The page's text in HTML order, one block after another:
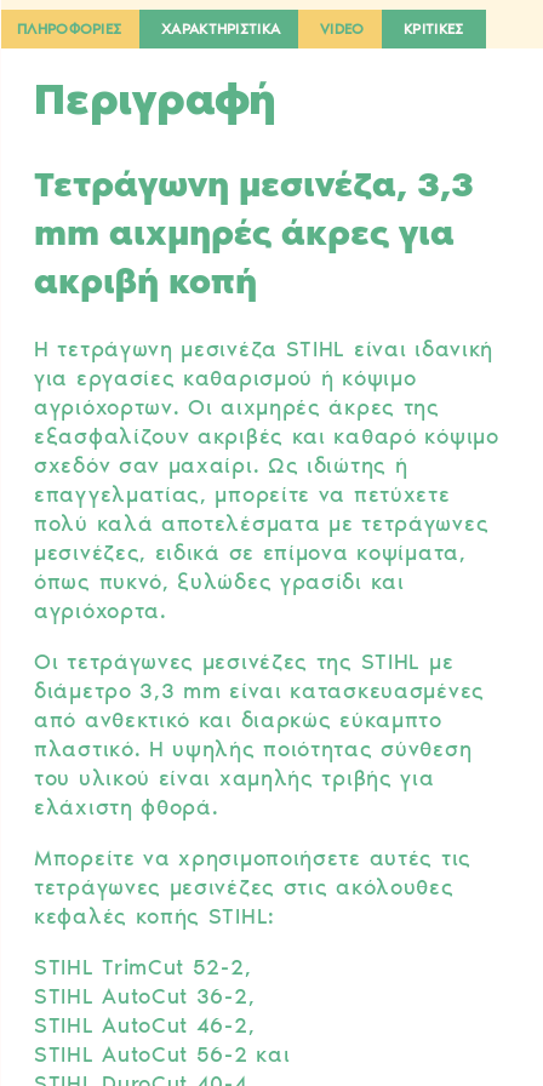
ΠΛΗΡΟΦΟΡΙΕΣ ΧΑΡΑΚΤΗΡΙΣΤΙΚΑ VIDEO ΚΡΙΤΙΚΕΣ
Περιγραφή
Τετράγωνη μεσινέζα, 3,3
mm αιχμηρές άκρες για
ακριβή κοπή
Η τετράγωνη μεσινέζα STIHL είναι ιδανική
για εργασίες καθαρισμού ή κόψιμο
αγριόχορτων. Οι αιχμηρές άκρες της
εξασφαλίζουν ακριβές και καθαρό κόψιμο
σχεδόν σαν μαχαίρι. Ως ιδιώτης ή
επαγγελματίας, μπορείτε να πετύχετε
πολύ καλά αποτελέσματα με τετράγωνες
μεσινέζες, ειδικά σε επίμονα κοψίματα,
όπως πυκνό, ξυλώδες γρασίδι και
αγριόχορτα.
Οι τετράγωνες μεσινέζες της STIHL με
διάμετρο 3,3 mm είναι κατασκευασμένες
από ανθεκτικό και διαρκώς εύκαμπτο
πλαστικό. Η υψηλής ποιότητας σύνθεση
του υλικού είναι χαμηλής τριβής για
ελάχιστη φθορά.
Μπορείτε να χρησιμοποιήσετε αυτές τις
τετράγωνες μεσινέζες στις ακόλουθες
κεφαλές κοπής STIHL:
STIHL TrimCut 52-2,
STIHL AutoCut 36-2,
STIHL AutoCut 46-2,
STIHL AutoCut 56-2 και